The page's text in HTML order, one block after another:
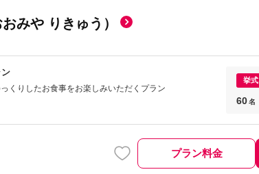
みや りきゅう）
くりしたお食事をお楽しみいただくプラン
挙式
60名
プラン料金